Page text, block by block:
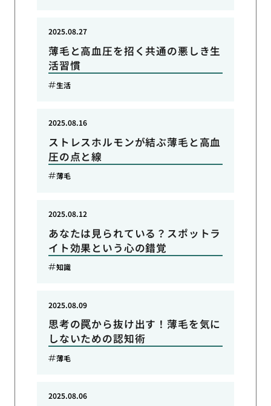
薄毛と高血圧を招く共通の悪しき生
活習慣
2025.08.27
生活
ストレスホルモンが結ぶ薄毛と高血
圧の点と線
2025.08.16
薄毛
あなたは見られている？スポットラ
イト効果という心の錯覚
2025.08.12
知識
思考の罠から抜け出す！薄毛を気に
しないための認知術
2025.08.09
薄毛
2025.08.06